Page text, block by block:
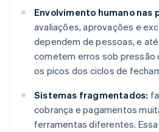
Envolvimento humano nas
avaliações, aprovações e
dependem de pessoas, e
cometem erros sob pressão
os picos dos ciclos de
Sistemas fragmentados:
cobrança e pagamentos
ferramentas diferentes.